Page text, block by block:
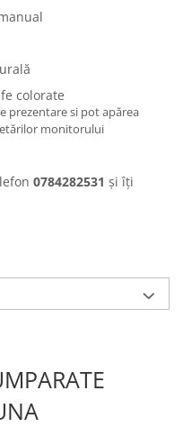
colorate
prezentare si pot apărea
monitorului
0784282531 și îți